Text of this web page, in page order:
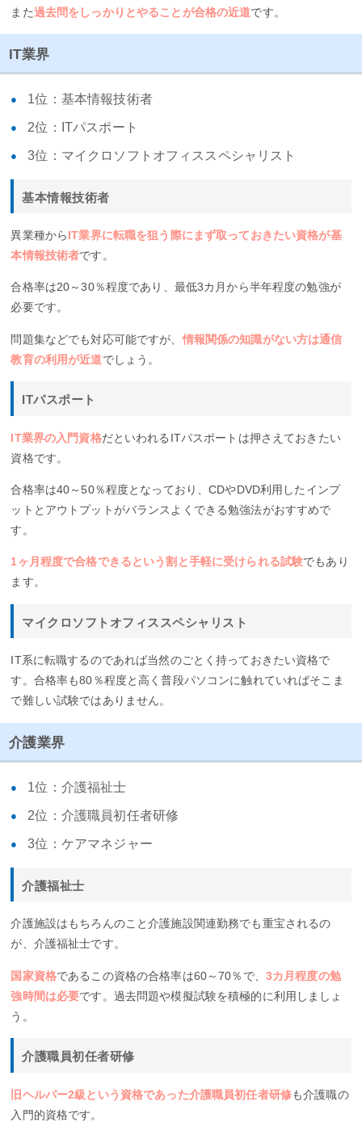
また過去問をしっかりとやることが合格の近道です。
IT業界
1位：基本情報技術者
2位：ITパスポート
3位：マイクロソフトオフィススペシャリスト
基本情報技術者
異業種からIT業界に転職を狙う際にまず取っておきたい資格が基
本情報技術者です。
合格率は20～30％程度であり、最低3カ月から半年程度の勉強が
必要です。
問題集などでも対応可能ですが、情報関係の知識がない方は通信
教育の利用が近道でしょう。
ITパスポート
IT業界の入門資格だといわれるITパスポートは押さえておきたい
資格です。
合格率は40～50％程度となっており、CDやDVD利用したインプ
ットとアウトプットがバランスよくできる勉強法がおすすめで
す。
1ヶ月程度で合格できるという割と手軽に受けられる試験でもあり
ます。
マイクロソフトオフィススペシャリスト
IT系に転職するのであれば当然のごとく持っておきたい資格で
す。合格率も80％程度と高く普段パソコンに触れていればそこま
で難しい試験ではありません。
介護業界
1位：介護福祉士
2位：介護職員初任者研修
3位：ケアマネジャー
介護福祉士
介護施設はもちろんのこと介護施設関連勤務でも重宝されるの
が、介護福祉士です。
国家資格であるこの資格の合格率は60～70％で、 3カ月程度の勉
強時間は必要です。過去問題や模擬試験を積極的に利用しましょ
う。
介護職員初任者研修
旧ヘルパー2級という資格であった介護職員初任者研修も介護職の
入門的資格です。